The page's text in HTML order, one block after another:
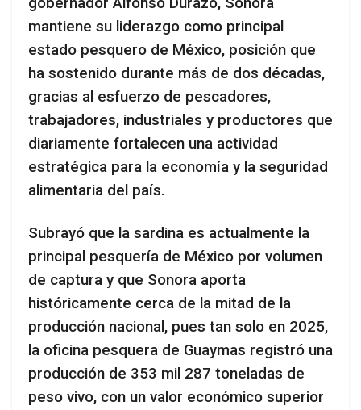
mantiene su liderazgo como principal
estado pesquero de México, posición que
ha sostenido durante más de dos décadas,
gracias al esfuerzo de pescadores,
trabajadores, industriales y productores que
diariamente fortalecen una actividad
estratégica para la economía y la seguridad
alimentaria del país.
Subrayó que la sardina es actualmente la
principal pesquería de México por volumen
de captura y que Sonora aporta
históricamente cerca de la mitad de la
producción nacional, pues tan solo en 2025,
la oficina pesquera de Guaymas registró una
producción de 353 mil 287 toneladas de
peso vivo, con un valor económico superior